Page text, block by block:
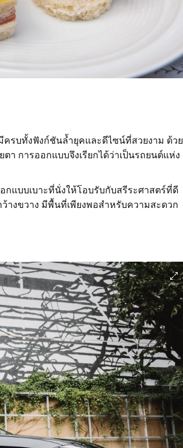
ครบทั้งฟังก์ชันล้ำยุคและดีไซน์ที่สวยงาม ด้วย
า การออกแบบจึงเรียกได้ว่าเป็นรถยนต์แห่ง
แบบเบาะที่นั่งให้โอบรับกับสรีระศาสตร์ที่ดี
างขวาง มีพื้นที่เพียงพอสำหรับความสะดวก